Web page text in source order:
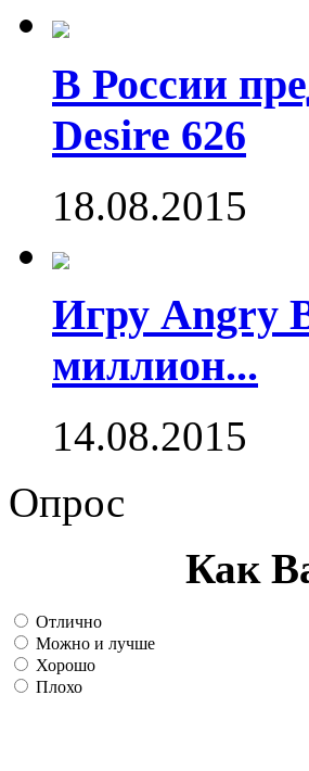
В России
Desire 626
18.08.2015
Игру Angry
миллион...
14.08.2015
Опрос
Как
Отлично
Можно и лучше
Хорошо
Плохо